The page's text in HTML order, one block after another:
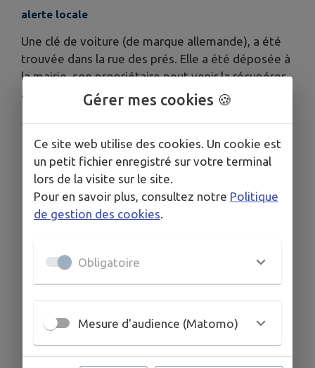
alerte locale
Une clé de voiture (de marque allemande), a été
trouvée dans la rue des prés. Elle a été déposée à
la mairie, son propriétaire peut venir la récupérer
aux horaires d'ouverture de la mairie.
Gérer mes cookies 🍪
Ce site web utilise des cookies. Un cookie est
un petit fichier enregistré sur votre terminal
lors de la visite sur le site.
Pour en savoir plus, consultez notre Politique
de gestion des cookies.
Obligatoire
Mesure d'audience (Matomo)